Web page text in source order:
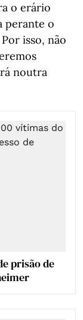
o erário
perante o
isso, não
noutra
prisão de